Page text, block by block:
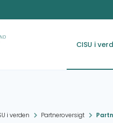
CISU i
i verden Partneroversigt